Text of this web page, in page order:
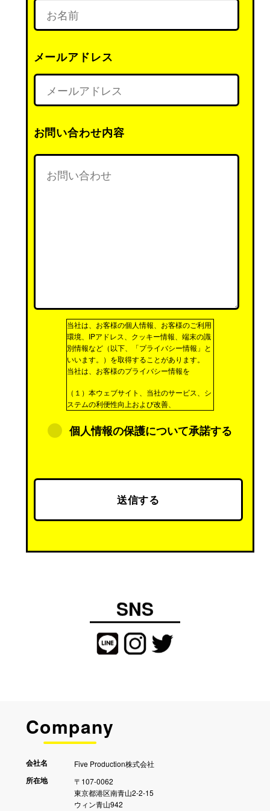
メールアドレス
お問い合わせ内容
当社は、お客様の個人情報、お客様のご利用
環境、IPアドレス、クッキー情報、端末の識
別情報など（以下、「プライバシー情報」と
いいます。）を取得することがあります。
当社は、お客様のプライバシー情報を
（１）本ウェブサイト、当社のサービス、シ
ステムの利便性向上および改善、
（２）当社の商品、サービスのためのマーケ
ティング活動、ならびに
三者にプライバシー情報を預託する場合があ
なお、お客様の個人情報を取得する際は、お
客様ご本人の同意を得たうえで、適法かつ公
報の取扱いに関する法令、国が定める指針そ
の他の規則を遵守し、個人情報保護のため
て、開示、訂正、追加または消去のご要望が
ある場合は、当社お問い合わせ窓口宛にお問
個人情報の保護について承諾する
SNS
Company
会社名 Five Production株式会社
所在地
〒107-0062
東京都港区南青山2-2-15
ウィン青山942